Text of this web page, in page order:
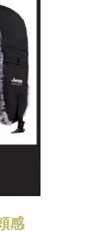
感